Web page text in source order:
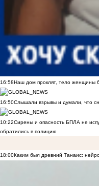
16:58Наш дом проклят, тело женщины 6
16:50Слышали взрывы и думали, что
10:22Сирены и опасность БПЛА не
обратились в полицию
18:00Каким был древний Танаис: